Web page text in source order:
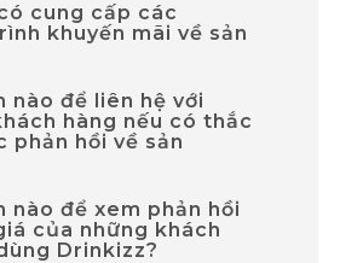
cung cấp các
khuyến mãi về sản
nào để liên hệ với
hàng nếu có thắc
phản hồi về sản
nào để xem phản hồi
của những khách
Drinkizz?